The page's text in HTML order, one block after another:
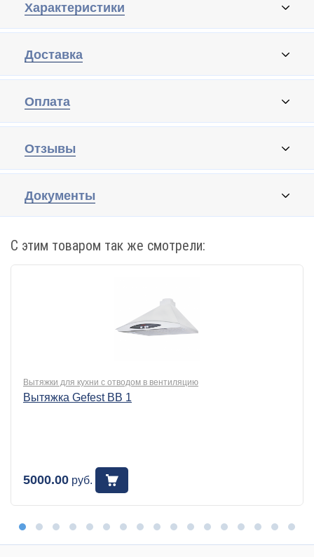
Характеристики
Доставка
Оплата
Отзывы
Документы
С этим товаром так же смотрели:
Вытяжки для кухни с отводом в вентиляцию
Вытяжка Gefest BB 1
5000.00 руб.